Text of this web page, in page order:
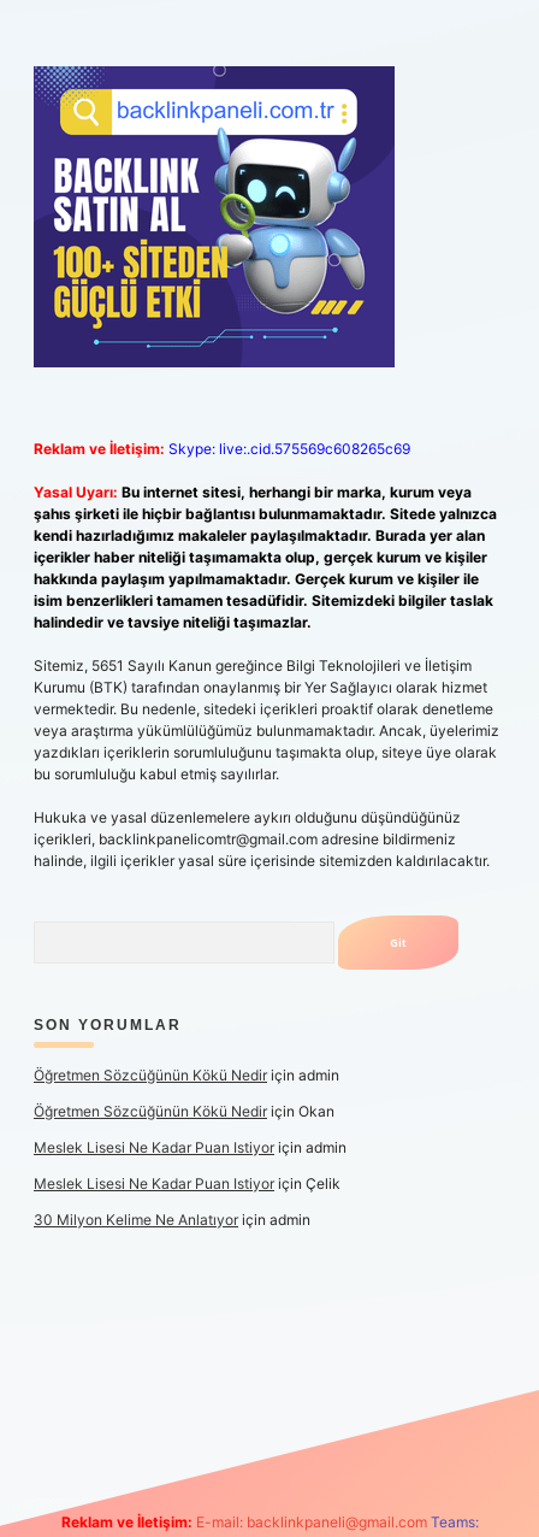
Reklam ve İletişim: Skype: live:.cid.575569c608265c69
Yasal Uyarı: Bu internet sitesi, herhangi bir marka, kurum veya
şahıs şirketi ile hiçbir bağlantısı bulunmamaktadır. Sitede yalnızca
kendi hazırladığımız makaleler paylaşılmaktadır. Burada yer alan
içerikler haber niteliği taşımamakta olup, gerçek kurum ve kişiler
hakkında paylaşım yapılmamaktadır. Gerçek kurum ve kişiler ile
isim benzerlikleri tamamen tesadüfidir. Sitemizdeki bilgiler taslak
halindedir ve tavsiye niteliği taşımazlar.
Sitemiz, 5651 Sayılı Kanun gereğince Bilgi Teknolojileri ve İletişim
Kurumu (BTK) tarafından onaylanmış bir Yer Sağlayıcı olarak hizmet
vermektedir. Bu nedenle, sitedeki içerikleri proaktif olarak denetleme
veya araştırma yükümlülüğümüz bulunmamaktadır. Ancak, üyelerimiz
yazdıkları içeriklerin sorumluluğunu taşımakta olup, siteye üye olarak
bu sorumluluğu kabul etmiş sayılırlar.
Hukuka ve yasal düzenlemelere aykırı olduğunu düşündüğünüz
içerikleri, backlinkpanelicomtr@gmail.com adresine bildirmeniz
halinde, ilgili içerikler yasal süre içerisinde sitemizden kaldırılacaktır.
SON YORUMLAR
Öğretmen Sözcüğünün Kökü Nediriçin admin
Öğretmen Sözcüğünün Kökü Nediriçin Okan
Meslek Lisesi Ne Kadar Puan Istiyoriçin admin
Meslek Lisesi Ne Kadar Puan Istiyoriçin Çelik
30 Milyon Kelime Ne Anlatıyoriçin admin
elexbetgiris.org
Reklam ve İletişim: E-mail: backlinkpaneli@gmail.com Teams: